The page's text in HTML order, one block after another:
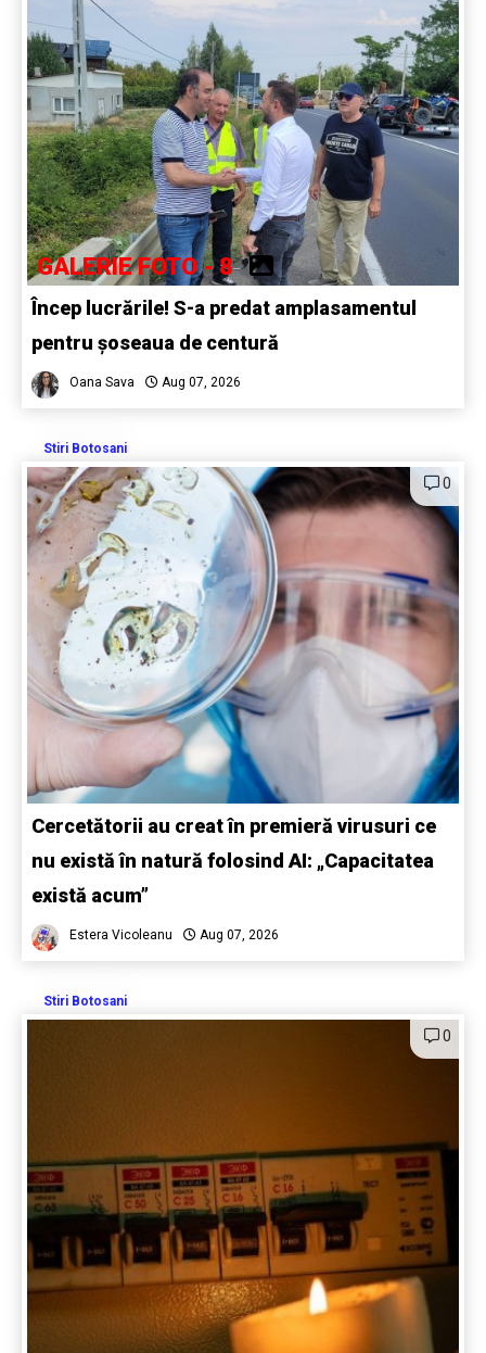
GALERIE FOTO - 8
Încep lucrările! S-a predat amplasamentul
pentru șoseaua de centură
Oana Sava Aug 07, 2026
Stiri Botosani
0
Cercetătorii au creat în premieră virusuri ce
nu există în natură folosind AI: „Capacitatea
există acum”
Estera Vicoleanu Aug 07, 2026
Stiri Botosani
0